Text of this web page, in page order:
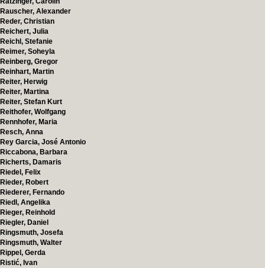
Rauscher, Alexander
Reder, Christian
Reichert, Julia
Reichl, Stefanie
Reimer, Soheyla
Reinberg, Gregor
Reinhart, Martin
Reiter, Herwig
Reiter, Martina
Reiter, Stefan Kurt
Reithofer, Wolfgang
Rennhofer, Maria
Resch, Anna
Rey Garcia, José Antonio
Riccabona, Barbara
Richerts, Damaris
Riedel, Felix
Rieder, Robert
Riederer, Fernando
Riedl, Angelika
Rieger, Reinhold
Riegler, Daniel
Ringsmuth, Josefa
Ringsmuth, Walter
Rippel, Gerda
Ristić, Ivan